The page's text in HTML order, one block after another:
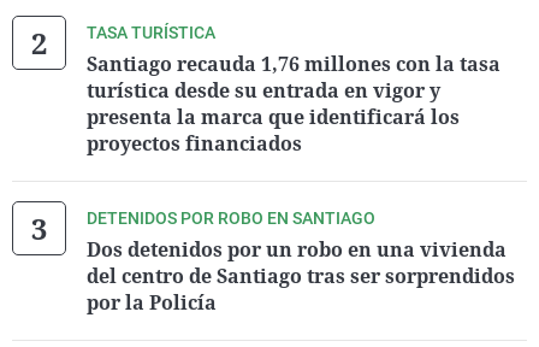
TASA TURÍSTICA
Santiago recauda 1,76 millones con la tasa
turística desde su entrada en vigor y
presenta la marca que identificará los
proyectos financiados
DETENIDOS POR ROBO EN SANTIAGO
Dos detenidos por un robo en una vivienda
del centro de Santiago tras ser sorprendidos
por la Policía